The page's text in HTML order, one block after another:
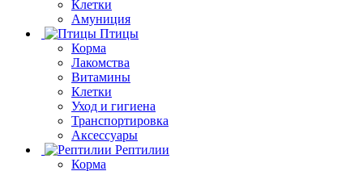
Клетки
Амуниция
Птицы
Корма
Лакомства
Витамины
Клетки
Уход и гигиена
Транспортировка
Аксессуары
Рептилии
Корма